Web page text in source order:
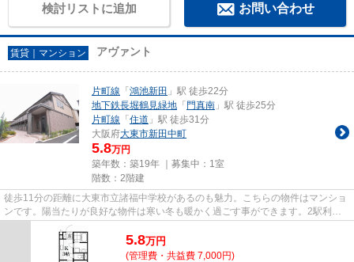
検討リストに追加 お問い合わせ
賃貸｜マンション アヴァント
片町線 「 鴻池新田 」駅 徒歩22分
地下鉄長堀鶴見緑地 「 門真南 」駅 徒歩25分
片町線 「 住道 」駅 徒歩31分
大阪府大東市新田中町
5.8万円
築年数：築19年 ｜募集中： 1室
階数：2階建
徒歩11分の距離に大東市立諸福中学校があるのも魅力。こちらの物件はマンショ
ンです。陽当たりが良好な物件は寒い冬も暖かく過ごす事ができます。2駅利用
可能の物件です。住都エステー...
5.8万円
(管理費・共益費 7,000円)